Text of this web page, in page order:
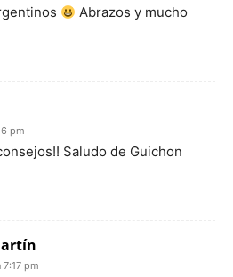
Abrazos y mucho
pm
Saludo de Guichon
7:17 pm